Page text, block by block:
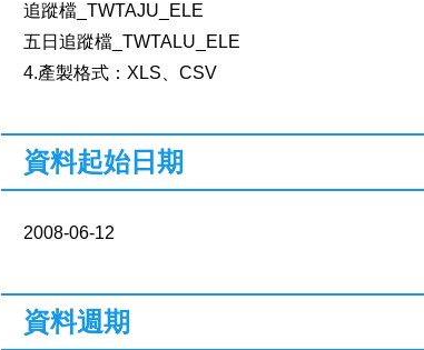
追蹤檔_TWTAJU_ELE
五日追蹤檔_TWTALU_ELE
4.產製格式：XLS、CSV
資料起始日期
2008-06-12
資料週期